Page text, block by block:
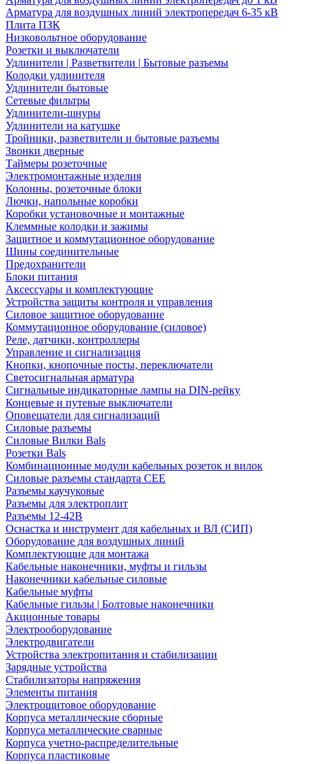
Арматура для воздушных линий электропередач 6-35 кВ
Плита ПЗК
Низковольтное оборудование
Розетки и выключатели
Удлинители | Разветвители | Бытовые разъемы
Колодки удлинителя
Удлинители бытовые
Сетевые фильтры
Удлинители-шнуры
Удлинители на катушке
Тройники, разветвители и бытовые разъемы
Звонки дверные
Таймеры розеточные
Электромонтажные изделия
Колонны, розеточные блоки
Лючки, напольные коробки
Коробки установочные и монтажные
Клеммные колодки и зажимы
Защитное и коммутационное оборудование
Шины соединительные
Предохранители
Блоки питания
Аксессуары и комплектующие
Устройства защиты контроля и управления
Силовое защитное оборудование
Коммутационное оборудование (силовое)
Реле, датчики, контроллеры
Управление и сигнализация
Кнопки, кнопочные посты, переключатели
Светосигнальная арматура
Сигнальные индикаторные лампы на DIN-рейку
Концевые и путевые выключатели
Оповещатели для сигнализаций
Силовые разъемы
Силовые Вилки Bals
Розетки Bals
Комбинационные модули кабельных розеток и вилок
Силовые разъемы стандарта CEE
Разъемы каучуковые
Разъемы для электроплит
Разъемы 12-42В
Оснастка и инструмент для кабельных и ВЛ (СИП)
Оборудование для воздушных линий
Комплектующие для монтажа
Кабельные наконечники, муфты и гильзы
Наконечники кабельные силовые
Кабельные муфты
Кабельные гильзы | Болтовые наконечники
Акционные товары
Электрооборудование
Электродвигатели
Устройства электропитания и стабилизации
Зарядные устройства
Стабилизаторы напряжения
Элементы питания
Электрощитовое оборудование
Корпуса металлические сборные
Корпуса металлические сварные
Корпуса учетно-распределительные
Корпуса пластиковые